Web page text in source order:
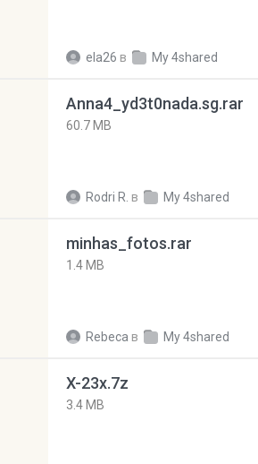
ela26 в My 4shared
Anna4_yd3t0nada.sg.rar
60.7 MB
Rodri R. в My 4shared
minhas_fotos.rar
1.4 MB
Rebeca в My 4shared
X-23x.7z
3.4 MB